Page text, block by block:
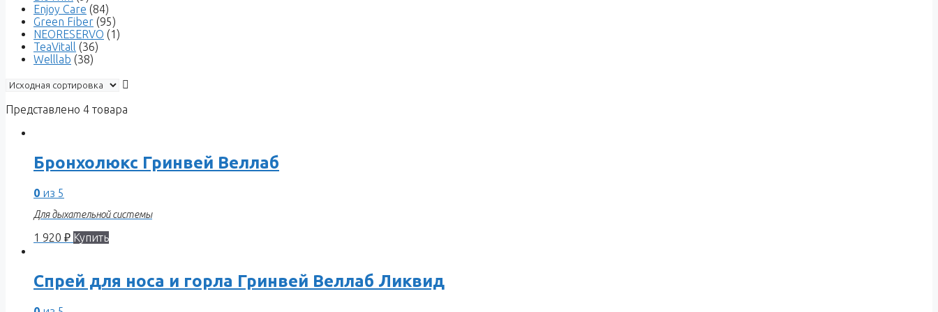
Enjoy Care (84)
Green Fiber (95)
NEORESERVO (1)
TeaVitall (36)
Welllab (38)
Представлено 4 товара
Бронхолюкс Гринвей Веллаб
0 из 5
Для дыхательной системы
1 920 ₽ Купить
Спрей для носа и горла Гринвей Веллаб Ликвид